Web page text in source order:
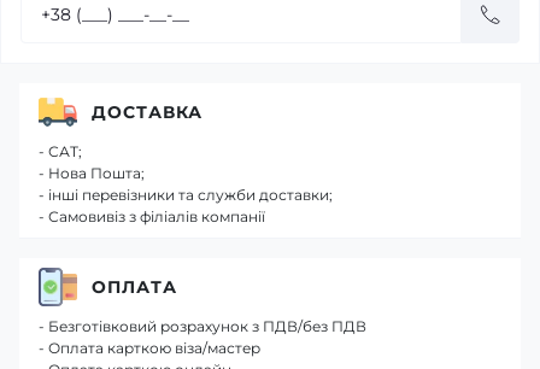
ДОСТАВКА
- САТ;
- Нова Пошта;
- інші перевізники та служби доставки;
- Самовивіз з філіалів компанії
ОПЛАТА
- Безготівковий розрахунок з ПДВ/без ПДВ
- Оплата карткою віза/мастер